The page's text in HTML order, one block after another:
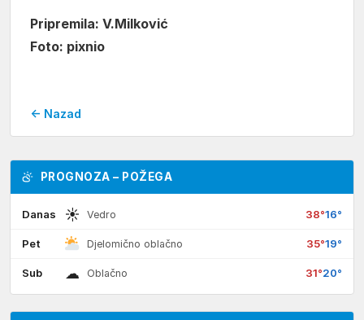
Pripremila: V.Milković
Foto: pixnio
← Nazad
PROGNOZA – POŽEGA
Danas ☀ Vedro 38°16°
Pet Djelomično oblačno 35°19°
Sub ☁ Oblačno 31°20°